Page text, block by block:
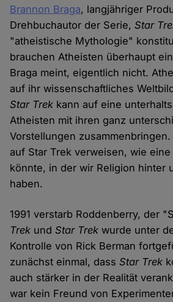
Brannon Braga, langjähriger
Drehbuchautor der Serie,Star
"atheistische Mythologie"
brauchen Atheisten überhaupt
Braga meint, eigentlich nicht.
auf ihr wissenschaftliches
Star Trek kann auf eine
Atheisten mit ihren ganz
Vorstellungen
auf Star Trek verweisen, wie
könnte, in der wir Religion hinter
haben.
1991 verstarb Roddenberry, der
Trek undStar Trek wurde unter
Kontrolle von Rick Berman
zunächst einmal, dassStar Trek
auch stärker in der Realität
war kein Freund von